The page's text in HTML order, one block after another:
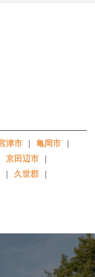
津市 ｜ 亀岡市 ｜
京田辺市 ｜
｜ 久世郡 ｜